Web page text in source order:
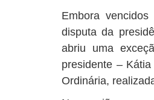
Embora
disputa da
abriu uma
presidente –
Ordinária,